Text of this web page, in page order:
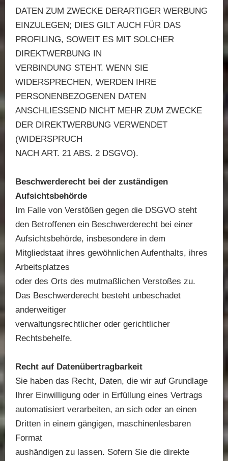
DATEN ZUM ZWECKE DERARTIGER WERBUNG
EINZULEGEN; DIES GILT AUCH FÜR DAS
PROFILING, SOWEIT ES MIT SOLCHER
DIREKTWERBUNG IN
VERBINDUNG STEHT. WENN SIE
WIDERSPRECHEN, WERDEN IHRE
PERSONENBEZOGENEN DATEN
ANSCHLIESSEND NICHT MEHR ZUM ZWECKE
DER DIREKTWERBUNG VERWENDET
(WIDERSPRUCH
NACH ART. 21 ABS. 2 DSGVO).
Beschwerderecht bei der zuständigen
Aufsichtsbehörde
Im Falle von Verstößen gegen die DSGVO steht
den Betroffenen ein Beschwerderecht bei einer
Aufsichtsbehörde, insbesondere in dem
Mitgliedstaat ihres gewöhnlichen Aufenthalts, ihres
Arbeitsplatzes
oder des Orts des mutmaßlichen Verstoßes zu.
Das Beschwerderecht besteht unbeschadet
anderweitiger
verwaltungsrechtlicher oder gerichtlicher
Rechtsbehelfe.
Recht auf Datenübertragbarkeit
Sie haben das Recht, Daten, die wir auf Grundlage
Ihrer Einwilligung oder in Erfüllung eines Vertrags
automatisiert verarbeiten, an sich oder an einen
Dritten in einem gängigen, maschinenlesbaren
Format
aushändigen zu lassen. Sofern Sie die direkte